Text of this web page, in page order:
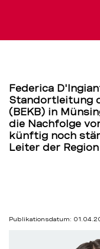
BEKB
–
BEKB
Federica
Standortleitung
(BEKB) in
die Nachfolge
künftig noch
Leiter der
Publikationsdatum: